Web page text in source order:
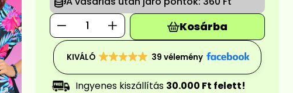
Kosárba
KIVÁLÓ 39 vélemény
Ingyenes kiszállítás 30.000 Ft felett!